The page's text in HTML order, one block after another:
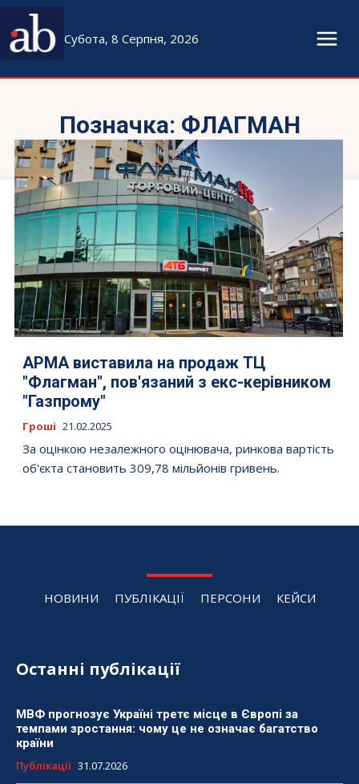
Субота, 8 Серпня, 2026
Позначка: ФЛАГМАН
АРМА виставила на продаж ТЦ
"Флагман", пов'язаний з екс-керівником
"Газпрому"
Гроші 21.02.2025
За оцінкою незалежного оцінювача, ринкова вартість
об'єкта становить 309,78 мільйонів гривень.
НОВИНИ ПУБЛІКАЦІЇ ПЕРСОНИ КЕЙСИ
Останні публікації
МВФ прогнозує Україні третє місце в Європі за
темпами зростання: чому це не означає багатство
країни
Публікації 31.07.2026